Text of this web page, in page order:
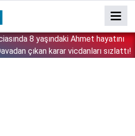
8 yaşındaki Ahmet hayatını
çıkan karar vicdanları sızlattı!